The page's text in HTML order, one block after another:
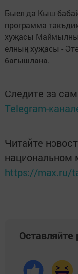
Быел да Кыш
программа
хуҗасы Маймылны
елның хуҗасы -
багышлана.
Следите за
Telegram-
Читайте
национальном
https://max.ru/
Оставляйте